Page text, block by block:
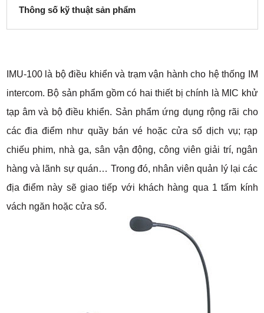
Thông số kỹ thuật sản phẩm
IMU-100 là bộ điều khiển và trạm vận hành cho hệ thống IM
intercom. Bộ sản phẩm gồm có hai thiết bị chính là MIC khử
tạp âm và bộ điều khiển. Sản phẩm ứng dụng rộng rãi cho
các đia điểm như quầy bán vé hoặc cửa sổ dịch vụ; rạp
chiếu phim, nhà ga, sân vận động, công viên giải trí, ngân
hàng và lãnh sự quán… Trong đó, nhân viên quản lý lại các
địa điểm này sẽ giao tiếp với khách hàng qua 1 tấm kính
vách ngăn hoặc cửa sổ.